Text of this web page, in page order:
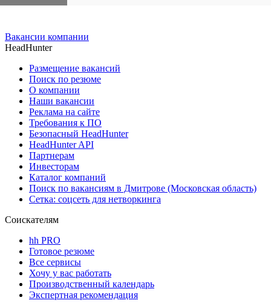
Вакансии компании
HeadHunter
Размещение вакансий
Поиск по резюме
О компании
Наши вакансии
Реклама на сайте
Требования к ПО
Безопасный HeadHunter
HeadHunter API
Партнерам
Инвесторам
Каталог компаний
Поиск по вакансиям в Дмитрове (Московская область)
Сетка: соцсеть для нетворкинга
Соискателям
hh PRO
Готовое резюме
Все сервисы
Хочу у вас работать
Производственный календарь
Экспертная рекомендация